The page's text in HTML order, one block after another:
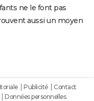
ne le font pas
aussi un moyen
Publicité
Contact
Données personnelles